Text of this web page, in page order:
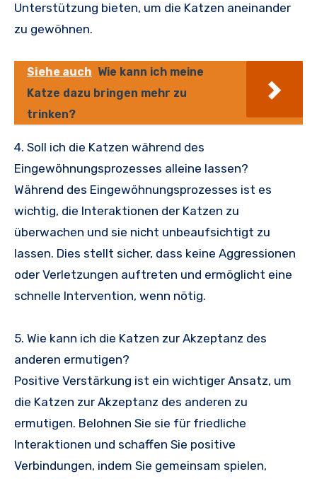
Unterstützung bieten, um die Katzen aneinander
zu gewöhnen.
Siehe auch Wie kann ich meine
Katze dazu bringen mehr zu
trinken?
4. Soll ich die Katzen während des
Eingewöhnungsprozesses alleine lassen?
Während des Eingewöhnungsprozesses ist es
wichtig, die Interaktionen der Katzen zu
überwachen und sie nicht unbeaufsichtigt zu
lassen. Dies stellt sicher, dass keine Aggressionen
oder Verletzungen auftreten und ermöglicht eine
schnelle Intervention, wenn nötig.
5. Wie kann ich die Katzen zur Akzeptanz des
anderen ermutigen?
Positive Verstärkung ist ein wichtiger Ansatz, um
die Katzen zur Akzeptanz des anderen zu
ermutigen. Belohnen Sie sie für friedliche
Interaktionen und schaffen Sie positive
Verbindungen, indem Sie gemeinsam spielen,